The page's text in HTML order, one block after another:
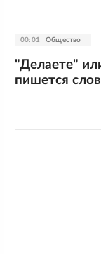
00:01 Общество
"Делаете"
пишется